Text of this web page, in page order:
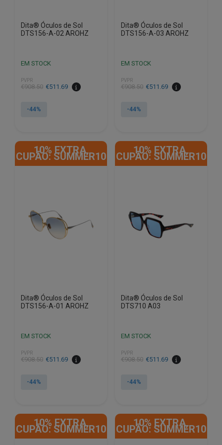
Dita® Óculos de Sol
DTS156-A-02 AROHZ
EM STOCK
PVPR
€908.50
O
original
€511.69
O
atual
-44%
Dita® Óculos de Sol
DTS156-A-03 AROHZ
EM STOCK
PVPR
€908.50
O
original
€511.69
O
atual
-44%
10% EXTRA,
CUPÃO: SUMMER10
Dita® Óculos de Sol
DTS156-A-01 AROHZ
EM STOCK
PVPR
€908.50
O
original
€511.69
O
atual
-44%
10% EXTRA,
CUPÃO: SUMMER10
Dita® Óculos de Sol
DTS710 A03
EM STOCK
PVPR
€908.50
O
original
€511.69
O
atual
-44%
10% EXTRA,
CUPÃO: SUMMER10
10% EXTRA,
CUPÃO: SUMMER10